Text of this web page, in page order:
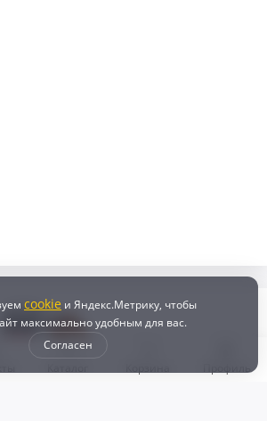
cookie и Яндекс.Метрику, чтобы
максимально удобным для вас.
Согласен